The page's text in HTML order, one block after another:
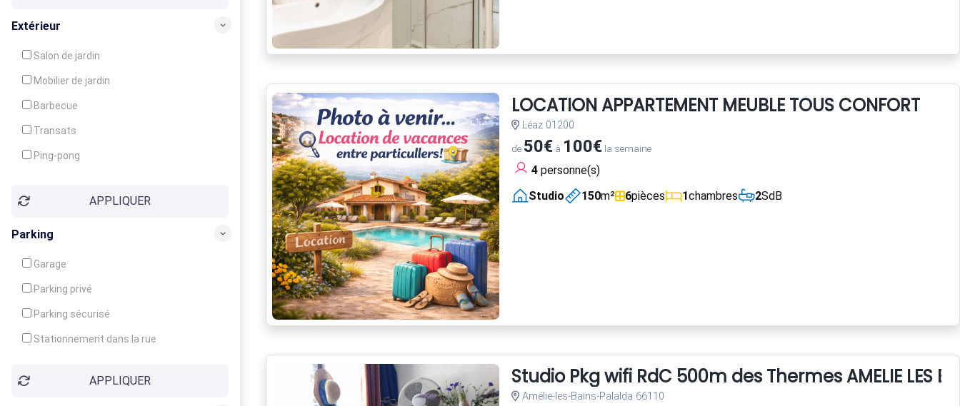
Balcon / Terrasse
Extérieur
Salon de jardin
Mobilier de jardin
Barbecue
Transats
Ping-pong
Jeux d'enfantsAPPLIQUER
Parking
Garage
Parking privé
Parking sécurisé
Stationnement dans la rue
APPLIQUER
LOCATION APPARTEMENT MEUBLE TOUS CONFORT
Léaz 01200
de 50€à 100€la semaine
4personne(s)
Studio
150m² 6pièces 1chambres 2SdB
Studio Pkg wifi RdC 500m des Thermes AMELIE LES
Amélie-les-Bains-Palalda 66110